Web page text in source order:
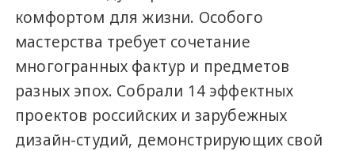
комфортом для жизни. Особого
мастерства требует сочетание
многогранных фактур и предметов
разных эпох. Собрали 14 эффектных
проектов российских и зарубежных
дизайн-студий, демонстрирующих свой